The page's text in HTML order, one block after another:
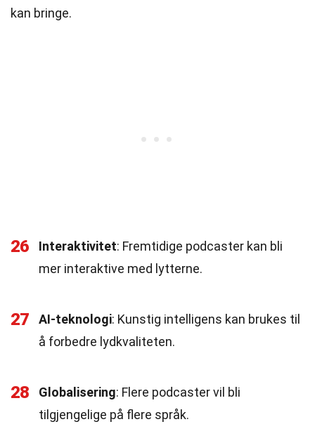
kan bringe.
26 Interaktivitet: Fremtidige podcaster kan bli
mer interaktive med lytterne.
27 AI-teknologi: Kunstig intelligens kan brukes til
å forbedre lydkvaliteten.
28 Globalisering: Flere podcaster vil bli
tilgjengelige på flere språk.